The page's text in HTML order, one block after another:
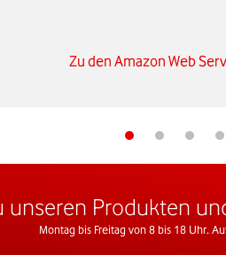
Zu den Amazon Web
unseren Produkten
Montag bis Freitag von 8 bis 18 Uhr.